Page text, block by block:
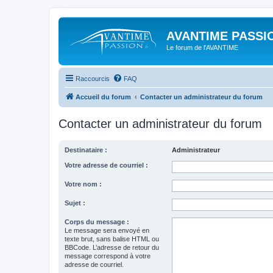
AVANTIME
Le forum de l'AVANTIME
Raccourcis FAQ
Accueil du forum Contacter un administrateur du forum
Contacter un administrateur du forum
Destinataire : Administrateur
Votre adresse de courriel :
Votre nom :
Sujet :
Corps du message :
Le message sera envoyé en
texte brut, sans balise HTML ou
BBCode. L’adresse de retour du
message correspond à votre
adresse de courriel.